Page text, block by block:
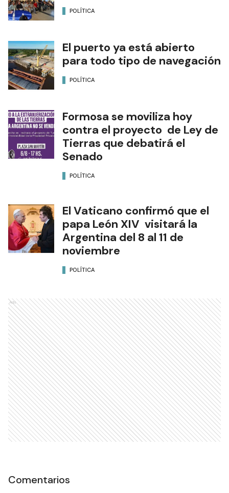
POLÍTICA
El puerto ya está abierto
para todo tipo de navegación
POLÍTICA
Formosa se moviliza hoy
contra el proyecto de Ley de
Tierras que debatirá el
Senado
POLÍTICA
El Vaticano confirmó que el
papa León XIV visitará la
Argentina del 8 al 11 de
noviembre
POLÍTICA
Ads
Comentarios